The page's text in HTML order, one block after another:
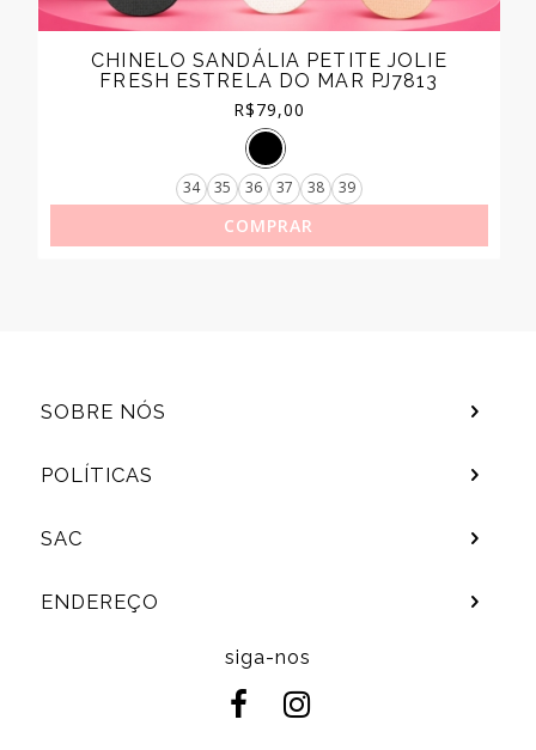
CHINELO SANDÁLIA PETITE JOLIE
FRESH ESTRELA DO MAR PJ7813
R$79,00
34 35 36 37 38 39
COMPRAR
SOBRE NÓS
POLÍTICAS
SAC
ENDEREÇO
siga-nos